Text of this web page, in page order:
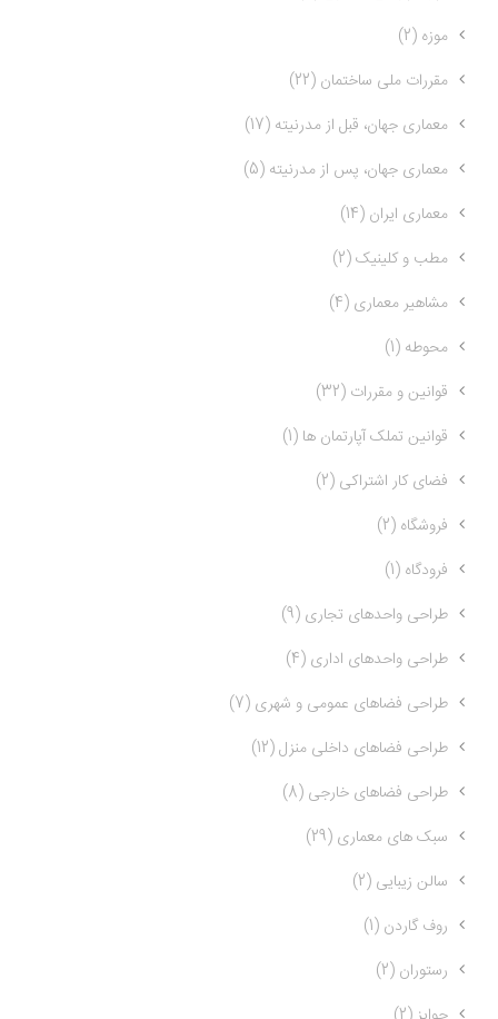
موزه (2)
مقررات ملی ساختمان (22)
معماری جهان، قبل از مدرنیته (17)
معماری جهان، پس از مدرنیته (5)
معماری ایران (14)
مطب و کلینیک (2)
مشاهیر معماری (4)
محوطه (1)
قوانین و مقررات (32)
قوانین تملک آپارتمان ها (1)
فضای کار اشتراکی (2)
فروشگاه (2)
فرودگاه (1)
طراحی واحدهای تجاری (9)
طراحی واحدهای اداری (4)
طراحی فضاهای عمومی و شهری (7)
طراحی فضاهای داخلی منزل (12)
طراحی فضاهای خارجی (8)
سبک های معماری (29)
سالن زیبایی (2)
روف گاردن (1)
رستوران (2)